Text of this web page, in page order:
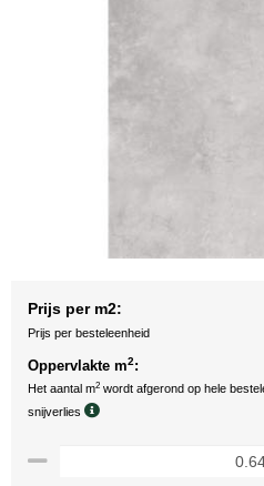
Prijs per m2:
Prijs per besteleenheid
Oppervlakte m2:
Het aantal m2 wordt afgerond op hele
snijverlies